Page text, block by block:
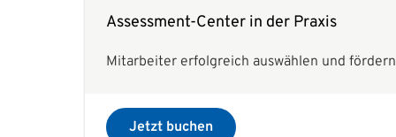
Assessment-Center in der Praxis
Mitarbeiter erfolgreich auswählen und fördern
Jetzt buchen